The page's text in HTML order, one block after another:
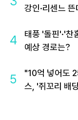
강인·리센느
4
태풍 '돌핀'·'찬
예상 경로는?
5
"10억 넣어도
스, '쥐꼬리 배